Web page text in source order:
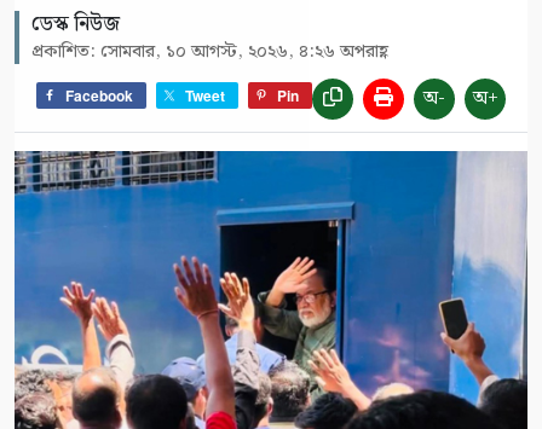
ডেস্ক নিউজ
প্রকাশিত: সোমবার, ১০ আগস্ট, ২০২৬, ৪:২৬ অপরাহ্ণ
Facebook Tweet Pin অ- অ+